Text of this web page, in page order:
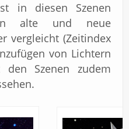
in diesen Szenen
alte und neue
vergleicht (Zeitindex
von Lichtern
Szenen zudem